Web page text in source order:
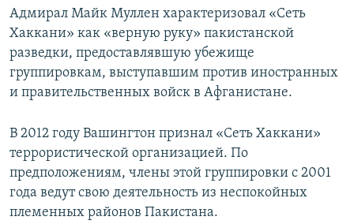
Адмирал Майк Муллен характеризовал «Сеть
Хаккани» как «верную руку» пакистанской
разведки, предоставлявшую убежище
группировкам, выступавшим против иностранных
и правительственных войск в Афганистане.
В 2012 году Вашингтон признал «Сеть Хаккани»
террористической организацией. По
предположениям, члены этой группировки с 2001
года ведут свою деятельность из неспокойных
племенных районов Пакистана.